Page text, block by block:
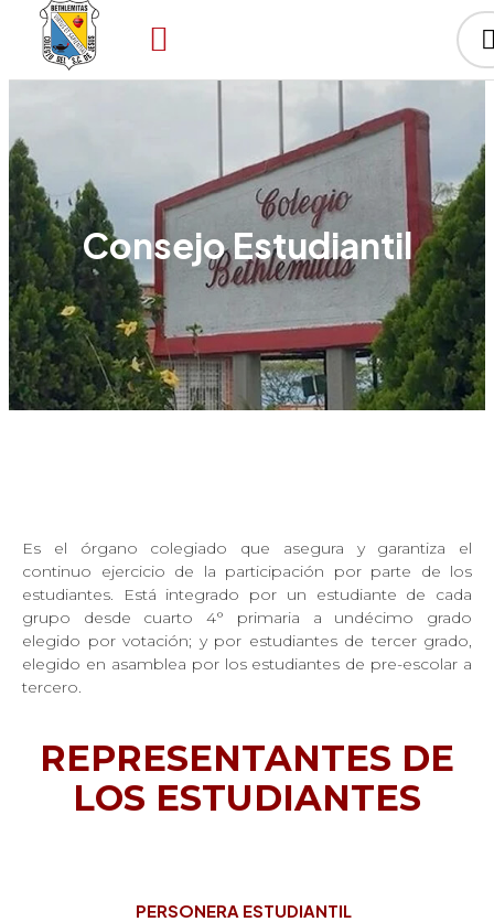
Consejo Estudiantil
Es el órgano colegiado que asegura y garantiza el
continuo ejercicio de la participación por parte de los
estudiantes. Está integrado por un estudiante de cada
grupo desde cuarto 4° primaria a undécimo grado
elegido por votación; y por estudiantes de tercer grado,
elegido en asamblea por los estudiantes de pre-escolar a
tercero.
REPRESENTANTES DE
LOS ESTUDIANTES
PERSONERA ESTUDIANTIL